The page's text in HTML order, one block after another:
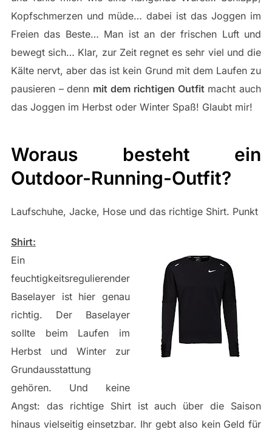
Kopfschmerzen und müde… dabei ist das Joggen im
Freien das Beste… Man ist an der frischen Luft und
bewegt sich… Klar, zur Zeit regnet es sehr viel und die
Kälte nervt, aber das ist kein Grund mit dem Laufen zu
pausieren – denn mit dem richtigen Outfitmacht auch
das Joggen im Herbst oder Winter Spaß! Glaubt mir!
Woraus besteht ein
Outdoor-Running-Outfit?
Laufschuhe, Jacke, Hose und das richtige Shirt. Punkt
Shirt:
Ein
feuchtigkeitsregulierender
Baselayer ist hier genau
richtig. Der Baselayer
sollte beim Laufen im
Herbst und Winter zur
Grundausstattung
gehören. Und keine
Angst: das richtige Shirt ist auch über die Saison
hinaus vielseitig einsetzbar. Ihr gebt also kein Geld für